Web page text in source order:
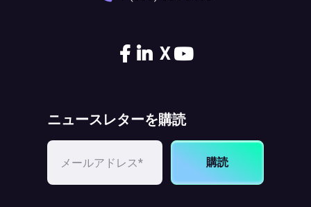
X
ニュースレターを購読
購読